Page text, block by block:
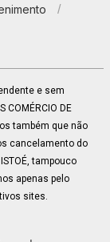
e sem
COMÉRCIO DE
também que não
cancelamento do
tampouco
apenas pelo
sites.